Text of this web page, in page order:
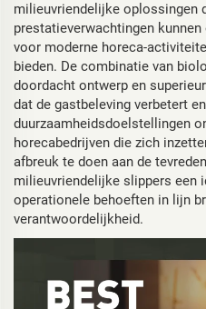
milieuvriendelijke oplossingen
prestatieverwachtingen
voor moderne horeca-
bieden. De combinatie van
doordacht ontwerp en
dat de gastbeleving verbetert
duurzaamheidsdoelstellingen
horecabedrijven die zich
afbreuk te doen aan de
milieuvriendelijke slippers een
operationele behoeften in lijn
verantwoordelijkheid.